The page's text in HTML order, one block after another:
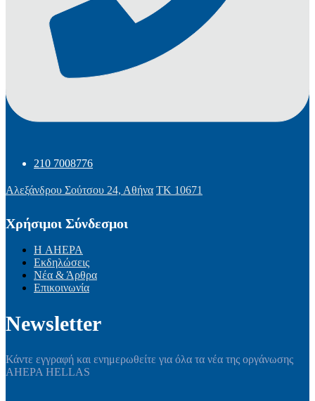
210 7008776
Αλεξάνδρου Σούτσου 24, Αθήνα ΤΚ 10671
Χρήσιμοι Σύνδεσμοι
Η AHEPA
Εκδηλώσεις
Νέα & Άρθρα
Επικοινωνία
Newsletter
Κάντε εγγραφή και ενημερωθείτε για όλα τα νέα της οργάνωσης
AHEPA HELLAS